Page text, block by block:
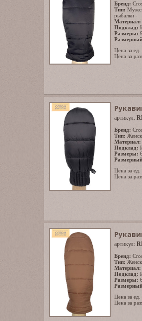
Бренд:
Тип:
рыбалки
Материал:
Подклад:
Размеры:
Цена за
Цена за
артикул:
Бренд:
Тип:
Материал:
Подклад:
Размеры:
Цена за
Цена за
артикул:
Бренд:
Тип:
Материал:
Подклад:
Размеры:
Цена за
Цена за